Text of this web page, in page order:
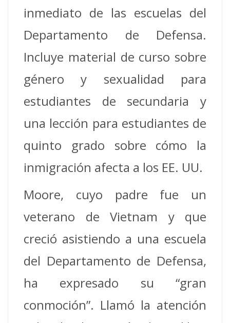
inmediato de las escuelas del
Departamento de Defensa.
Incluye material de curso sobre
género y sexualidad para
estudiantes de secundaria y
una lección para estudiantes de
quinto grado sobre cómo la
inmigración afecta a los EE. UU.
Moore, cuyo padre fue un
veterano de Vietnam y que
creció asistiendo a una escuela
del Departamento de Defensa,
ha expresado su “gran
conmoción”. Llamó la atención